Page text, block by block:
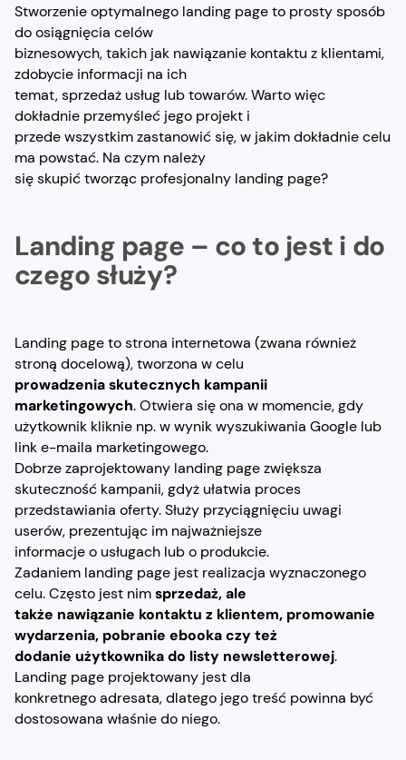
Stworzenie optymalnego landing page to prosty sposób
do osiągnięcia celów
biznesowych, takich jak nawiązanie kontaktu z klientami,
zdobycie informacji na ich
temat, sprzedaż usług lub towarów. Warto więc
dokładnie przemyśleć jego projekt i
przede wszystkim zastanowić się, w jakim dokładnie celu
ma powstać. Na czym należy
się skupić tworząc profesjonalny landing page?
Landing page – co to jest i do
czego służy?
Landing page to strona internetowa (zwana również
stroną docelową), tworzona w celu
prowadzenia skutecznych kampanii
marketingowych. Otwiera się ona w momencie, gdy
użytkownik kliknie np. w wynik wyszukiwania Google lub
link e-maila marketingowego.
Dobrze zaprojektowany landing page zwiększa
skuteczność kampanii, gdyż ułatwia proces
przedstawiania oferty. Służy przyciągnięciu uwagi
userów, prezentując im najważniejsze
informacje o usługach lub o produkcie.
Zadaniem landing page jest realizacja wyznaczonego
celu. Często jest nimsprzedaż, ale
także nawiązanie kontaktu z klientem, promowanie
wydarzenia, pobranie ebooka czy też
dodanie użytkownika do listy newsletterowej.
Landing page projektowany jest dla
konkretnego adresata, dlatego jego treść powinna być
dostosowana właśnie do niego.